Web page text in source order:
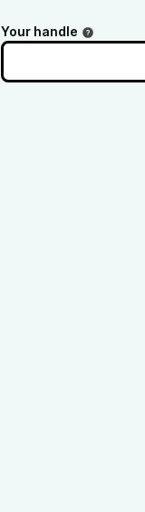
con más fuerza
Your handle